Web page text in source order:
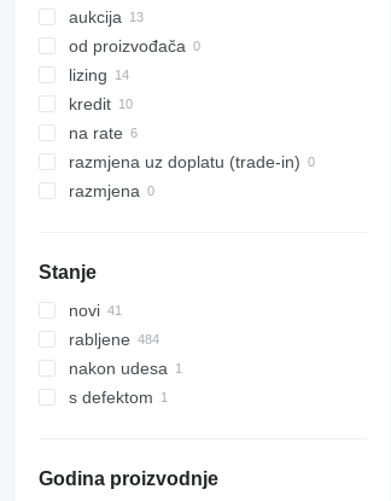
aukcija
od proizvođača
lizing
kredit
na rate
razmjena uz doplatu (trade-in)
razmjena
Stanje
novi
rabljene
nakon udesa
s defektom
Godina proizvodnje